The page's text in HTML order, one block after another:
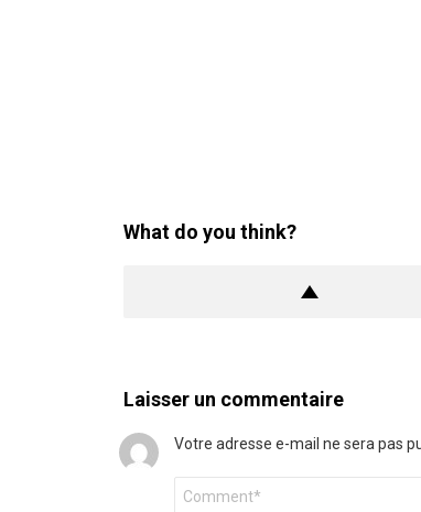
What do you think?
Laisser un commentaire
Votre adresse e-mail ne sera pas